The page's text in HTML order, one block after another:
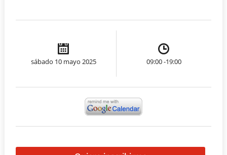
sábado 10 mayo 2025 09:00 -19:00